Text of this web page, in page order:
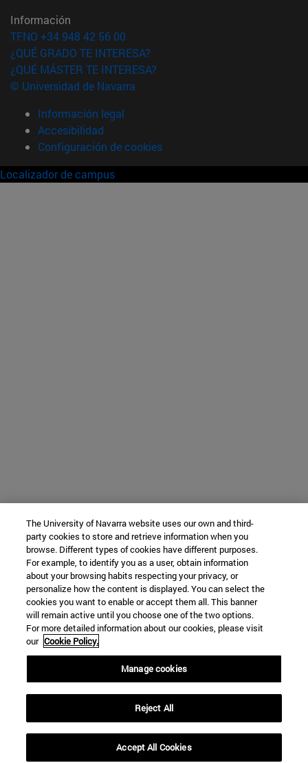
Información
TFNO +34 948 42 56 00
¿QUÉ GRADO TE INTERESA?
¿QUÉ MÁSTER TE INTERESA?
© Universidad de Navarra
Información legal
Accesibilidad
Configuración de cookies
Localizador de campus
The University of Navarra website uses our own and third-
party cookies to store and retrieve information when you
browse. Different types of cookies have different purposes.
For example, to identify you as a user, obtain information
about your browsing habits respecting your privacy, or
personalize how the content is displayed. You can select the
cookies you want to enable or accept them all. This banner
will remain active until you choose one of the two options.
For more detailed information about our cookies, please visit
our Cookie Policy.
Manage cookies
Reject All
Accept All Cookies